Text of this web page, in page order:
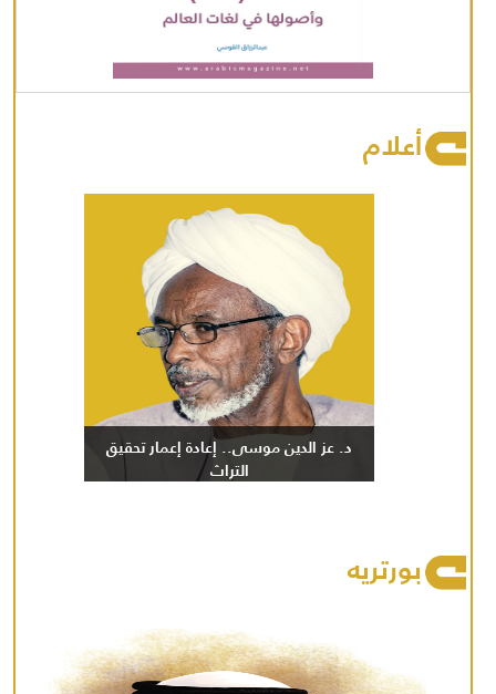
أعلام
د. عز الدين موسى.. إعادة إعمار تحقيق
التراث
بورتريه